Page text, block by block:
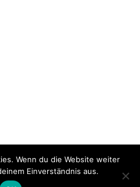
Wenn du die Website weiter
Einverständnis aus.